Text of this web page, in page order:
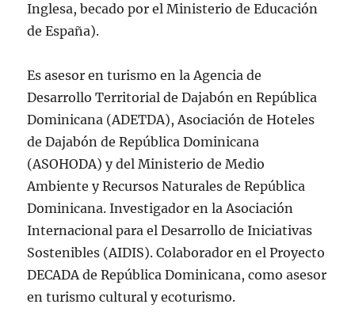
Inglesa, becado por el Ministerio de Educación
de España).
Es asesor en turismo en la Agencia de
Desarrollo Territorial de Dajabón en República
Dominicana (ADETDA), Asociación de Hoteles
de Dajabón de República Dominicana
(ASOHODA) y del Ministerio de Medio
Ambiente y Recursos Naturales de República
Dominicana. Investigador en la Asociación
Internacional para el Desarrollo de Iniciativas
Sostenibles (AIDIS). Colaborador en el Proyecto
DECADA de República Dominicana, como asesor
en turismo cultural y ecoturismo.